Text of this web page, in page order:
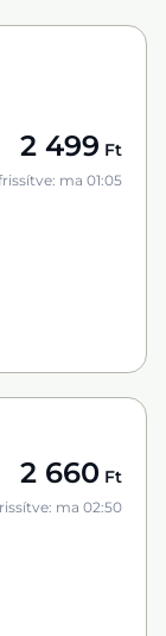
2 499 Ft
ma 01:05
2 660 Ft
ma 02:50